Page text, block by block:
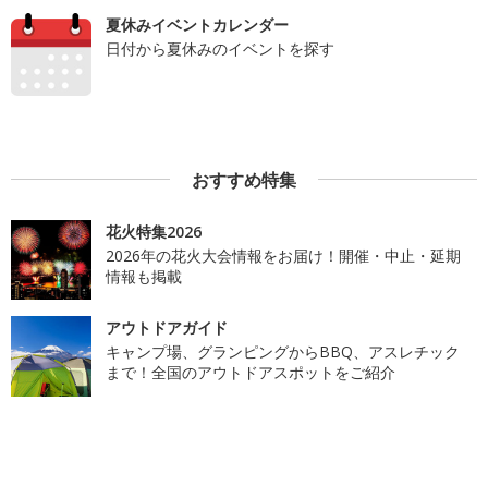
夏休みイベントカレンダー
日付から夏休みのイベントを探す
おすすめ特集
花火特集2026
2026年の花火大会情報をお届け！開催・中止・延期
情報も掲載
アウトドアガイド
キャンプ場、グランピングからBBQ、アスレチック
まで！全国のアウトドアスポットをご紹介